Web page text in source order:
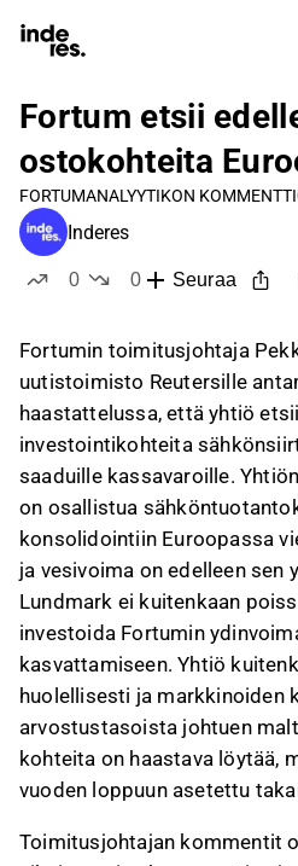
Fortum etsii
ostokohteita
FORTUMANALYYTIKON KOMMENTTI
Inderes
0
0
Seuraa
Fortumin toimitusjohtaja
uutistoimisto Reutersille
haastattelussa, että yhtiö
investointikohteita
saaduille kassavaroille.
on osallistua
konsolidointiin Euroopassa
ja vesivoima on edelleen sen
Lundmark ei kuitenkaan
investoida Fortumin
kasvattamiseen. Yhtiö
huolellisesti ja markkinoiden
arvostustasoista johtuen
kohteita on haastava löytää,
vuoden loppuun asetettu
Toimitusjohtajan kommentit